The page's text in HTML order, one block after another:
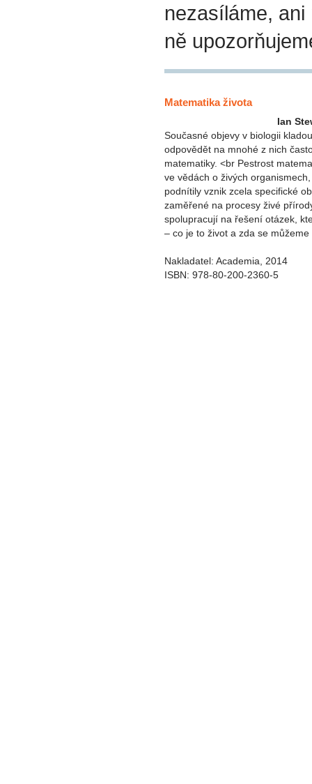
nezasíláme,
ně
Matematika života
Ian
Současné objevy v biologii
odpovědět na mnohé z nich
matematiky. <br Pestrost
ve vědách o živých
podnítily vznik zcela specifické
zaměřené na procesy živé
spolupracují na řešení otázek,
– co je to život a zda se
Nakladatel: Academia, 2014
ISBN: 978-80-200-2360-5